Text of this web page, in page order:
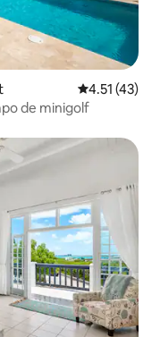
Calificación
4.51 (43)
de minigolf